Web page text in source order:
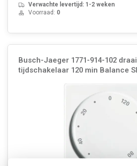
Verwachte levertijd: 1-2 weken
Voorraad: 0
Busch-Jaeger 1771-914-102
tijdschakelaar 120 min Balance